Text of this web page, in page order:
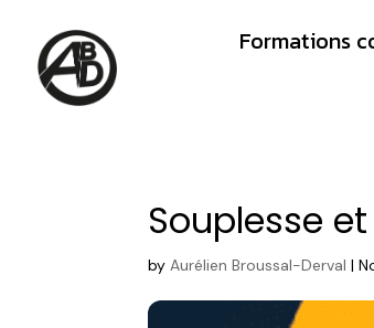
Formations
Souplesse
byAurélien Broussal-Derval |